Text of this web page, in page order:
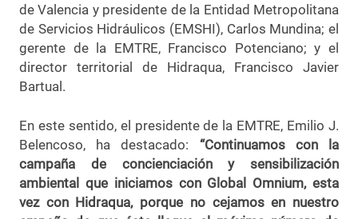
de Valencia y presidente de la Entidad Metropolitana
de Servicios Hidráulicos (EMSHI), Carlos Mundina; el
gerente de la EMTRE, Francisco Potenciano; y el
director territorial de Hidraqua, Francisco Javier
Bartual.
En este sentido, el presidente de la EMTRE, Emilio J.
Belencoso, ha destacado: “Continuamos con la
campaña de concienciación y sensibilización
ambiental que iniciamos con Global Omnium, esta
vez con Hidraqua, porque no cejamos en nuestro